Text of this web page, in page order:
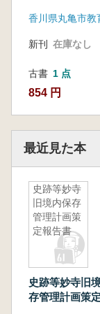
新刊 在庫なし
古書 1 点
854 円
最近見た本
史跡等妙寺
旧境内保存
管理計画策
定報告書
史跡等妙寺旧
存管理計画策